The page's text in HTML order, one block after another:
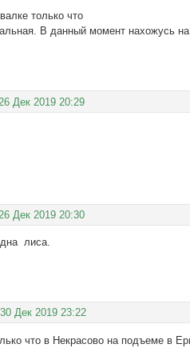
только что
В данный момент нахожусь
Дек 2019 20:29
Дек 2019 20:30
лиса.
Дек 2019 23:22
что в Некрасово на подъеме в